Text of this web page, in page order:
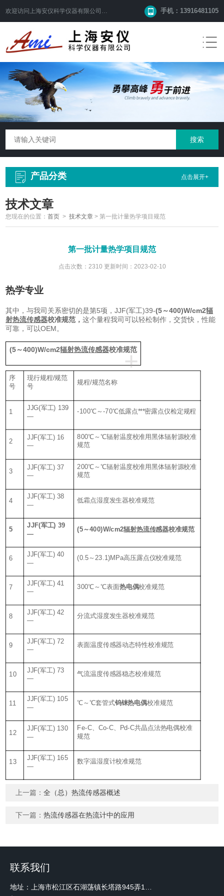
欢迎访问 上海安仪科学仪器有限公司 网站！ 手机：13916481105
产品分类 点击展开+
技术文章
您现在的位置：首页 >技术文章 >第一批计量热学项目规范
第一批计量热学项目规范
点击次数：2310 更新时间：2023-02-10
热学专业
其中，与我司关系密切的是第5项，JJF(军工)39-(5～400)W/cm2辐
射热流传感器校准规范，这个量程我司可以轻松制作，交货快，性能
可靠，可以OEM。
+
(5～400)W/cm2辐射热流传感器校准规范
序
号
现行规程/规范
号
规程/规范名称
1
JJG(军工) 139
—
-100℃～-70℃低露点***密露点仪检定规程
2
JJF(军工) 16
—
800℃～℃辐射温度校准用黑体辐射源校准
规范
3
JJF(军工) 37
—
200℃～℃辐射温度校准用黑体辐射源校准
规范
4
JJF(军工) 38
—
低霜点湿度发生器校准规范
5
JJF(军工) 39
—
(5～400)W/cm2辐射热流传感器校准规范
6
JJF(军工) 40
—
(0.5～23.1)MPa高压露点仪校准规范
7
JJF(军工) 41
—
300℃～℃表面热电偶校准规范
8
JJF(军工) 42
—
分流式湿度发生器校准规范
9
JJF(军工) 72
—
表面温度传感器动态特性校准规范
10
JJF(军工) 73
—
气流温度传感器稳态校准规范
11
JJF(军工) 105
—
℃～℃套管式钨铼热电偶校准规范
12
JJF(军工) 130
—
Fe-C、Co-C、Pd-C共晶点法热电偶校准
规范
13
JJF(军工) 165
—
数字温湿度计校准规范
上一篇：全（总）热流传感器概述
下一篇：热流传感器在热流计中的应用
联系我们